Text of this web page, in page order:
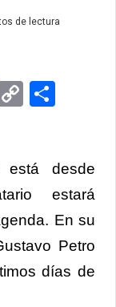
de lectura
Copy
está desde
estará
En su
Petro
días de